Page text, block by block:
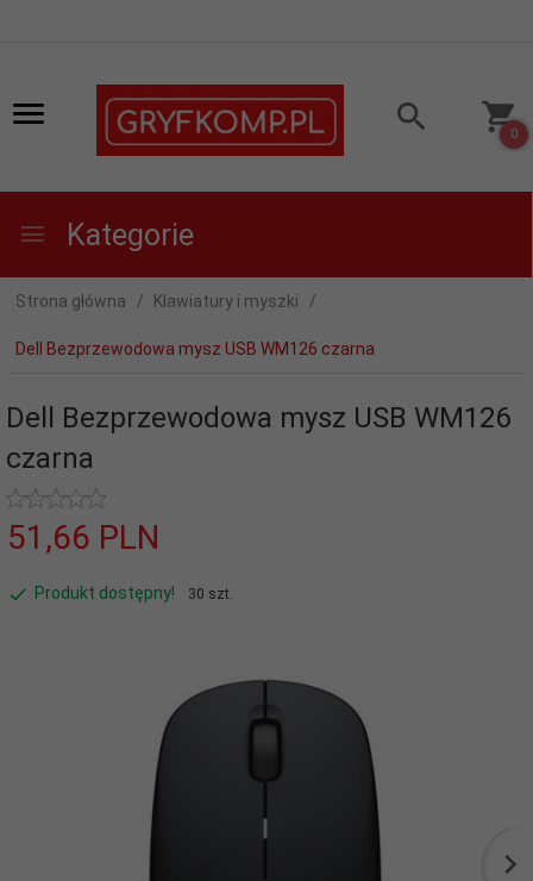
0
Kategorie
Strona główna Klawiatury i myszki
Dell Bezprzewodowa mysz USB WM126 czarna
Dell Bezprzewodowa mysz USB WM126
czarna
51,66 PLN
Produkt dostępny! 30 szt.